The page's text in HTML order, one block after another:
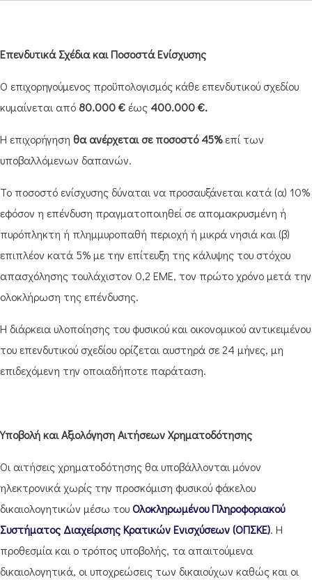
Επενδυτικά Σχέδια και Ποσοστά Ενίσχυσης
Ο επιχορηγούμενος προϋπολογισμός κάθε επενδυτικού σχεδίου
κυμαίνεται από 80.000 € έως 400.000 €.
Η επιχορήγηση θα ανέρχεται σε ποσοστό 45%επί των
υποβαλλόμενων δαπανών.
Το ποσοστό ενίσχυσης δύναται να προσαυξάνεται κατά (α) 10%
εφόσον η επένδυση πραγματοποιηθεί σε απομακρυσμένη ή
πυρόπληκτη ή πλημμυροπαθή περιοχή ή μικρά νησιά και (β)
επιπλέον κατά 5% με την επίτευξη της κάλυψης του στόχου
απασχόλησης τουλάχιστον 0,2 ΕΜΕ, τον πρώτο χρόνο μετά την
ολοκλήρωση της επένδυσης.
Η διάρκεια υλοποίησης του φυσικού και οικονομικού αντικειμένου
του επενδυτικού σχεδίου ορίζεται αυστηρά σε 24 μήνες, μη
επιδεχόμενη την οποιαδήποτε παράταση.
Υποβολή και Αξιολόγηση Αιτήσεων Χρηματοδότησης
Οι αιτήσεις χρηματοδότησης θα υποβάλλονται μόνον
ηλεκτρονικά χωρίς την προσκόμιση φυσικού φάκελου
δικαιολογητικών μέσω τουΟλοκληρωμένου Πληροφοριακού
Συστήματος Διαχείρισης Κρατικών Ενισχύσεων (ΟΠΣΚΕ). Η
προθεσμία και ο τρόπος υποβολής, τα απαιτούμενα
δικαιολογητικά, οι υποχρεώσεις των δικαιούχων καθώς και οι